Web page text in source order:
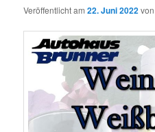
Veröffentlicht am22. Juni 2022von